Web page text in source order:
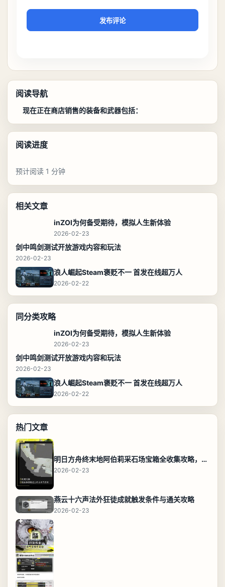
发布评论
阅读导航
现在正在商店销售的装备和武器包括：
阅读进度
预计阅读 1 分钟
相关文章
inZOI为何备受期待，模拟人生新体验
2026-02-23
剑中鸣剑测试开放游戏内容和玩法
2026-02-23
浪人崛起Steam褒贬不一 首发在线超万人
2026-02-22
同分类攻略
inZOI为何备受期待，模拟人生新体验
2026-02-23
剑中鸣剑测试开放游戏内容和玩法
2026-02-23
浪人崛起Steam褒贬不一 首发在线超万人
2026-02-22
热门文章
明日方舟终末地阿伯莉采石场宝箱全收集攻略，全点位分布图与路线
2026-02-23
燕云十六声法外狂徒成就触发条件与通关攻略
2026-02-23